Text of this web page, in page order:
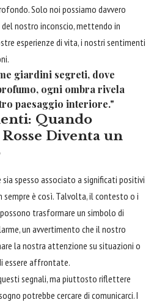
Solo noi possiamo davvero
nostro inconscio, mettendo in
esperienze di vita, i nostri sentimenti
giardini segreti, dove
ogni ombra rivela
paesaggio interiore."
Quando
Diventa un
sia spesso associato a significati positivi
sempre è così. Talvolta, il contesto o i
trasformare un simbolo di
un avvertimento che il nostro
la nostra attenzione su situazioni o
essere affrontate.
segnali, ma piuttosto riflettere
potrebbe cercare di comunicarci. I